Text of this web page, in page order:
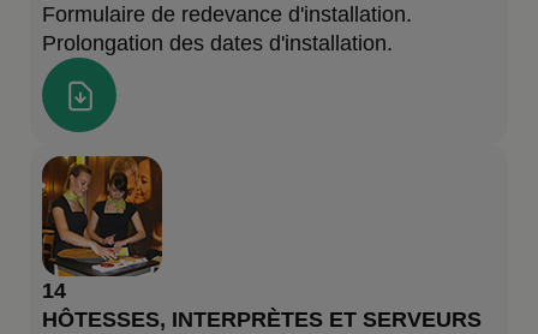
Formulaire de redevance d'installation.
Prolongation des dates d'installation.
14
HÔTESSES, INTERPRÈTES ET SERVEURS